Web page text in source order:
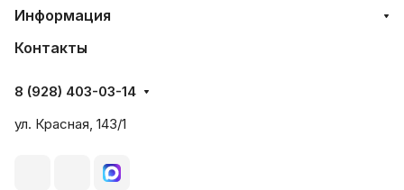
Информация
Контакты
8 (928) 403-03-14
ул. Красная, 143/1